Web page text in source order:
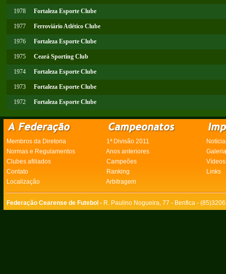
1978 Fortaleza Esporte Clube
1977 Ferroviário Atlético Clube
1976 Fortaleza Esporte Clube
1975 Ceará Sporting Club
1974 Fortaleza Esporte Clube
1973 Fortaleza Esporte Clube
1972 Fortaleza Esporte Clube
Membros da Diretoria 1ª Divisão 2011
Normas e Regulamentos
Anos anteriores
Clubes afiliados
Campeões
Vídeos
Contato
Ranking
Links
Localização
Arbitragem
Federação Cearense de Futebol - R. Paulino Nogueira, 77 - Benfica -